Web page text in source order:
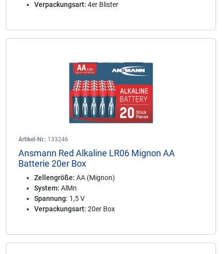
Verpackungsart: 4er Blister
Artikel-Nr.: 133246
Ansmann Red Alkaline LR06 Mignon AA
Batterie 20er Box
Zellengröße: AA (Mignon)
System: AlMn
Spannung: 1,5 V
Verpackungsart: 20er Box